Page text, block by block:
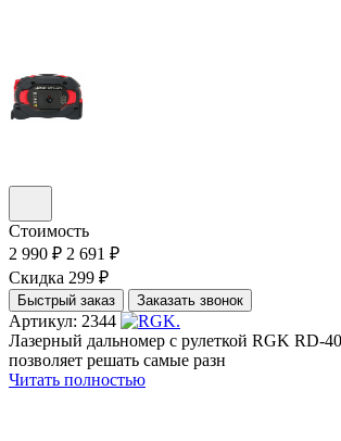
Стоимость
2 990 ₽ 2 691 ₽
Скидка 299 ₽
Быстрый заказ Заказать звонок
Артикул: 2344
Лазерный дальномер с рулеткой RGK RD-
позволяет решать самые разн
Читать полностью